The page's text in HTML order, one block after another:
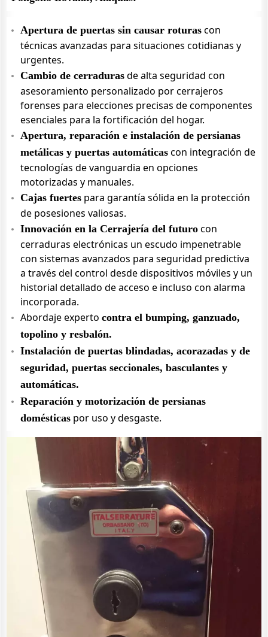
Apertura de puertas sin causar roturas con
técnicas avanzadas para situaciones cotidianas y
urgentes.
Cambio de cerraduras de alta seguridad con
asesoramiento personalizado por cerrajeros
forenses para elecciones precisas de componentes
esenciales para la fortificación del hogar.
Apertura, reparación e instalación de persianas
metálicas y puertas automáticas con integración de
tecnologías de vanguardia en opciones
motorizadas y manuales.
Cajas fuertes para garantía sólida en la protección
de posesiones valiosas.
Innovación en la Cerrajería del futuro con
cerraduras electrónicas un escudo impenetrable
con sistemas avanzados para seguridad predictiva
a través del control desde dispositivos móviles y un
historial detallado de acceso e incluso con alarma
incorporada.
Abordaje experto contra el bumping, ganzuado,
topolino y resbalón.
Instalación de puertas blindadas, acorazadas y de
seguridad, puertas seccionales, basculantes y
automáticas.
Reparación y motorización de persianas
domésticas por uso y desgaste.